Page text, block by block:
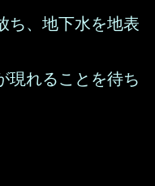
ち、地下水を地表
現れることを待ち